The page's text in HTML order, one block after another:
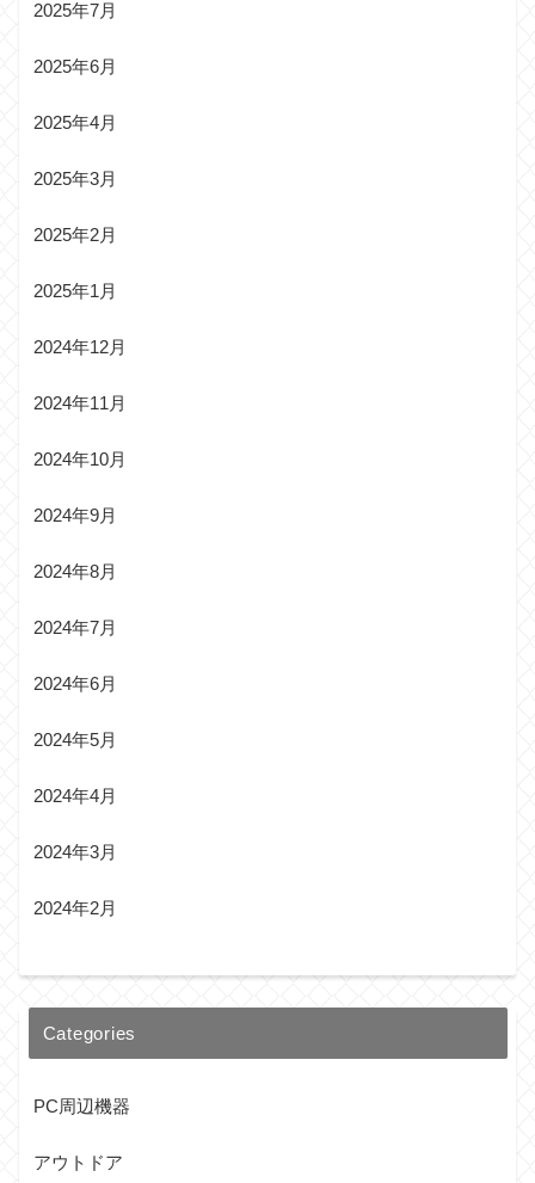
2025年7月
2025年6月
2025年4月
2025年3月
2025年2月
2025年1月
2024年12月
2024年11月
2024年10月
2024年9月
2024年8月
2024年7月
2024年6月
2024年5月
2024年4月
2024年3月
2024年2月
Categories
PC周辺機器
アウトドア